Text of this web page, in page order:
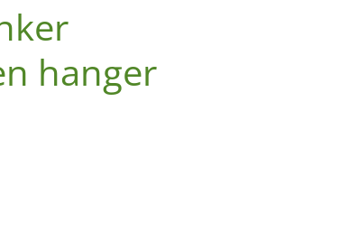
hanger